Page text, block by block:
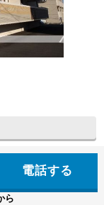
電話する
ら